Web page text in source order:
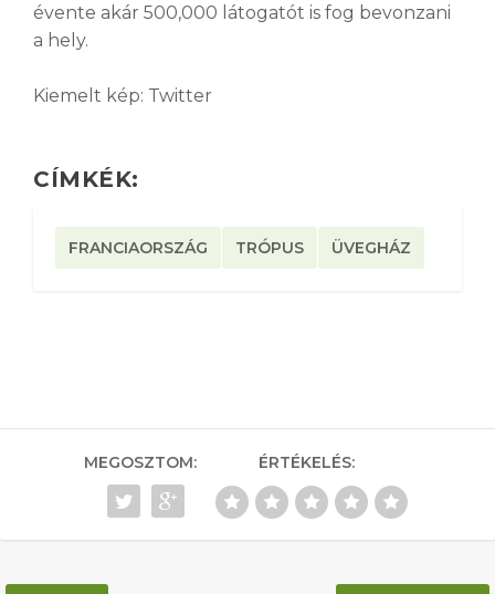
évente akár 500,000 látogatót is fog bevonzani
a hely.
Kiemelt kép: Twitter
CÍMKÉK:
FRANCIAORSZÁG TRÓPUS ÜVEGHÁZ
MEGOSZTOM: ÉRTÉKELÉS: